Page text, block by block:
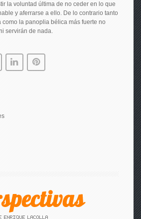
la voluntad última de no ceder en lo que
y aferrarse a ello. De lo contrario tanto
como la panoplia bélica más fuerte no
servirán de nada.